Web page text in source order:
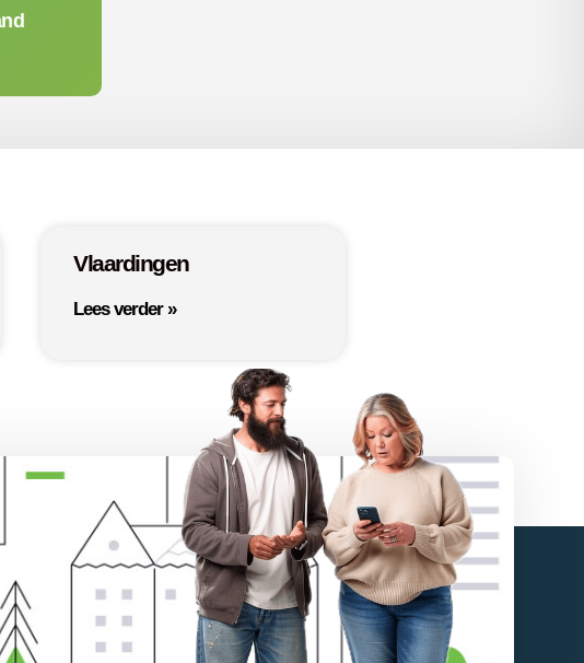
Vlaardingen
Lees verder »